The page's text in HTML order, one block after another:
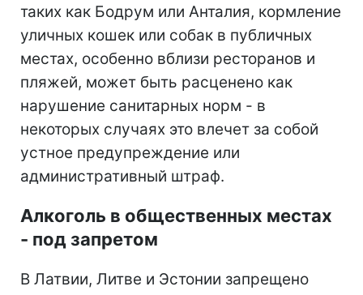
таких как Бодрум или Анталия, кормление
уличных кошек или собак в публичных
местах, особенно вблизи ресторанов и
пляжей, может быть расценено как
нарушение санитарных норм - в
некоторых случаях это влечет за собой
устное предупреждение или
административный штраф.
Алкоголь в общественных местах
- под запретом
В Латвии, Литве и Эстонии запрещено